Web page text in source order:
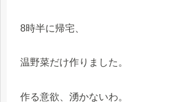
8時半に帰宅、
温野菜だけ作りました。
作る意欲、湧かないわ。